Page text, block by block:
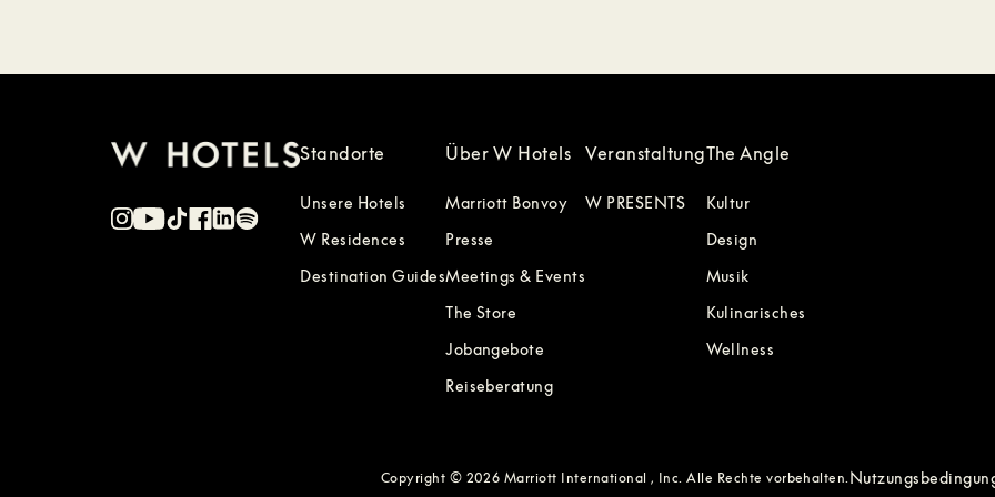
Standorte
Unsere Hotels
W Residences
Destination Guides
Über W Hotels
Marriott Bonvoy
Presse
Meetings & Events
The Store
Jobangebote
Reiseberatung
Veranstaltung
W PRESENTS
The Angle
Kultur
Design
Musik
Kulinarisches
Wellness
Copyright © 2026 Marriott International , Inc. Alle Rechte vorbehalten.